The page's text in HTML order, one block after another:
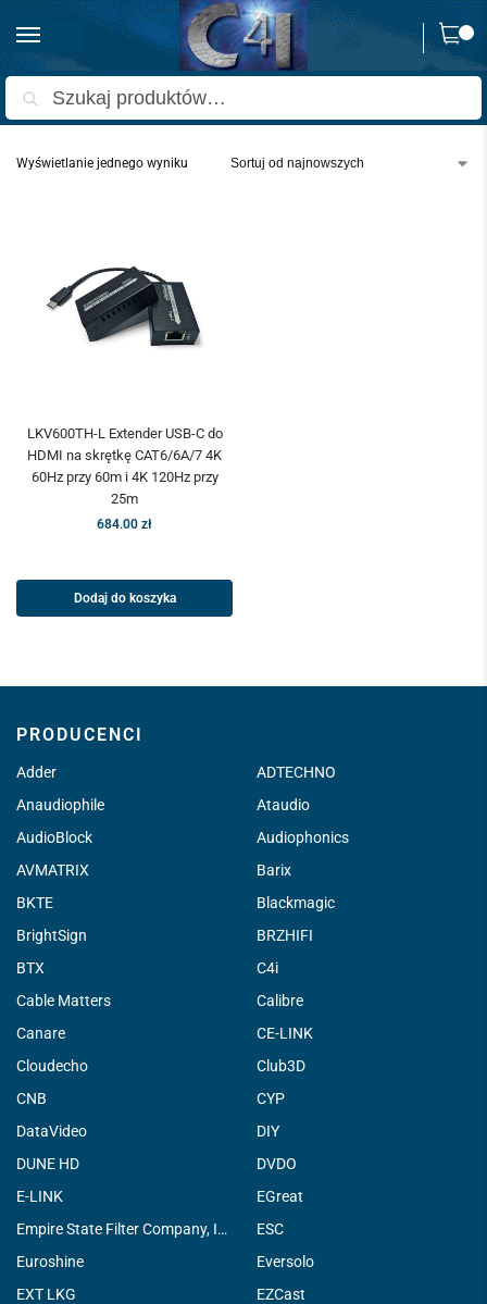
0
Strona główna Produkty oznaczone “extender usb-c hdmi lan”
Wyświetlanie jednego wyniku
LKV600TH-L Extender USB-C do
HDMI na skrętkę CAT6/6A/7 4K
60Hz przy 60m i 4K 120Hz przy
25m
684.00 zł
Dodaj do koszyka
PRODUCENCI
Adder
ADTECHNO
Anaudiophile
Ataudio
AudioBlock
Audiophonics
AVMATRIX
Barix
BKTE
Blackmagic
BrightSign
BRZHIFI
BTX
C4i
Cable Matters
Calibre
Canare
CE-LINK
Cloudecho
Club3D
CNB
CYP
DataVideo
DIY
DUNE HD
DVDO
E-LINK
EGreat
Empire State Filter Company, INC.
ESC
Euroshine
Eversolo
EXT LKG
EZCast